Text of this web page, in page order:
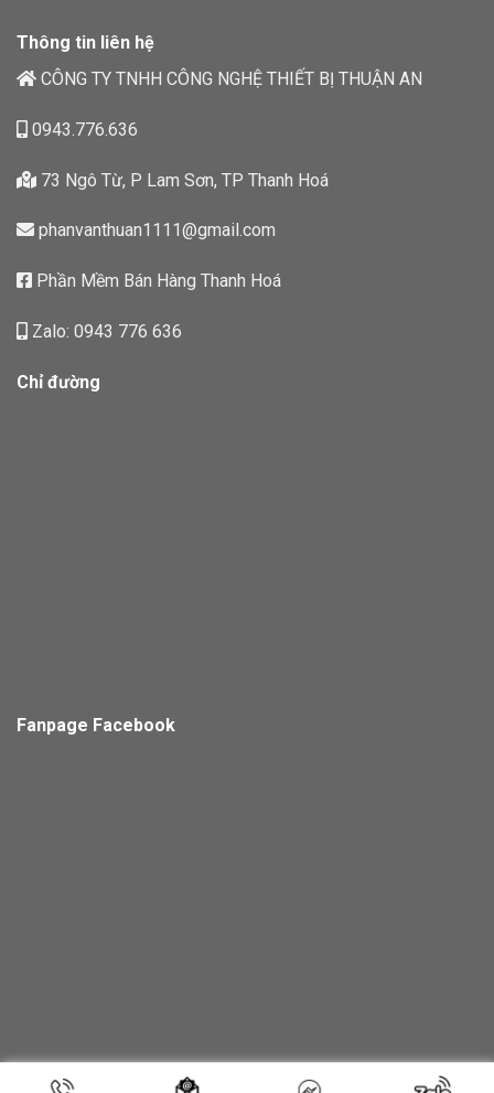
Thông tin liên hệ
CÔNG TY TNHH CÔNG NGHỆ THIẾT BỊ THUẬN AN
0943.776.636
73 Ngô Từ, P Lam Sơn, TP Thanh Hoá
phanvanthuan1111@gmail.com
Phần Mềm Bán Hàng Thanh Hoá
Zalo: 0943 776 636
Chỉ đường
Fanpage Facebook